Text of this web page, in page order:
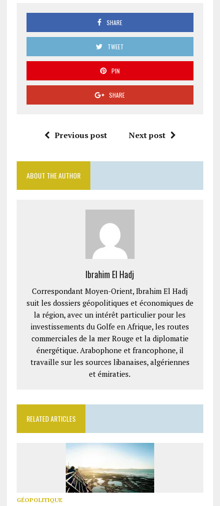
SHARE
TWEET
PIN
SHARE
Previous post Next post
ABOUT THE AUTHOR
Ibrahim El Hadj
Correspondant Moyen-Orient, Ibrahim El Hadj
suit les dossiers géopolitiques et économiques de
la région, avec un intérêt particulier pour les
investissements du Golfe en Afrique, les routes
commerciales de la mer Rouge et la diplomatie
énergétique. Arabophone et francophone, il
travaille sur les sources libanaises, algériennes
et émiraties.
RELATED ARTICLES
GÉOPOLITIQUE